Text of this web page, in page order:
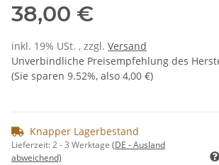
38,00 €
inkl. 19% USt. , zzgl. Versand
Unverbindliche Preisempfehlung des
(Sie sparen 9.52%, also 4,00 €)
Knapper Lagerbestand
Lieferzeit:2 - 3 Werktage (DE - Ausland
abweichend)